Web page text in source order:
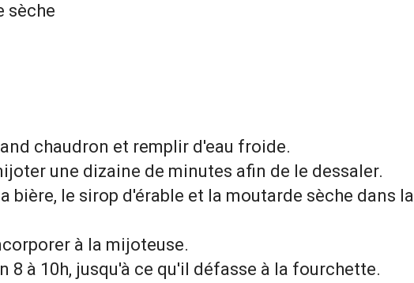
sèche
chaudron et remplir d'eau froide.
une dizaine de minutes afin de le dessaler.
bière, le sirop d'érable et la moutarde sèche dans la
à la mijoteuse.
8 à 10h, jusqu'à ce qu'il défasse à la fourchette.